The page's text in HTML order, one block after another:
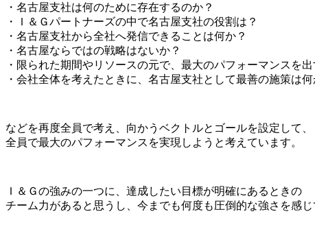
・名古屋支社は何のために存在するのか？
・Ｉ＆Ｇパートナーズの中で名古屋支社の役割は？
・名古屋支社から全社へ発信できることは何か？
・名古屋ならではの戦略はないか？
・限られた期間やリソースの元で、最大のパフォーマンスを出
・会社全体を考えたときに、名古屋支社として最善の施策は何
などを再度全員で考え、向かうベクトルとゴールを設定して、
全員で最大のパフォーマンスを実現しようと考えています。
Ｉ＆Ｇの強みの一つに、達成したい目標が明確にあるときの
チーム力があると思うし、今までも何度も圧倒的な強さを感じ